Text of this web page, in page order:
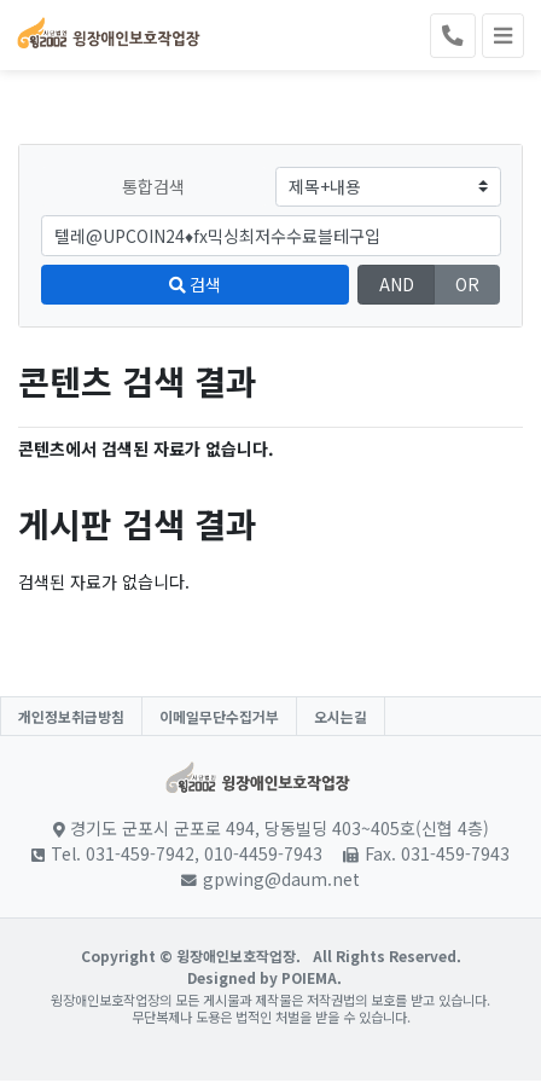
통합검색
검색 AND OR
콘텐츠 검색 결과
콘텐츠에서 검색된 자료가 없습니다.
게시판 검색 결과
검색된 자료가 없습니다.
개인정보취급방침 이메일무단수집거부 오시는길
경기도 군포시 군포로 494, 당동빌딩 403~405호(신협 4층)
Tel. 031-459-7942, 010-4459-7943
Fax. 031-459-7943
gpwing@daum.net
Copyright © 윙장애인보호작업장.
All Rights Reserved.
Designed by POIEMA.
윙장애인보호작업장의 모든 게시물과 제작물은 저작권법의 보호를 받고 있습니다.
무단복제나 도용은 법적인 처벌을 받을 수 있습니다.